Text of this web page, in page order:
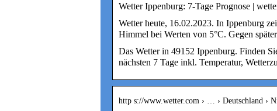
Wetter Ippenburg: 7-Tage Prognose |
Wetter heute, 16.02.2023. In Ippenburg
Himmel bei Werten von 5°C. Gegen
Das Wetter in 49152 Ippenburg. Finden
nächsten 7 Tage inkl. Temperatur,
http s://www.wetter.com › … › Deutschland ›